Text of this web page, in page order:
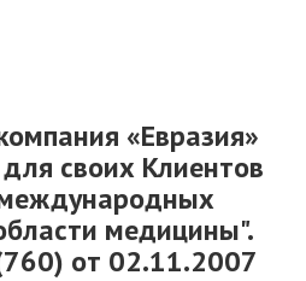
«Евразия»
своих Клиентов
медицины".
от 02.11.2007